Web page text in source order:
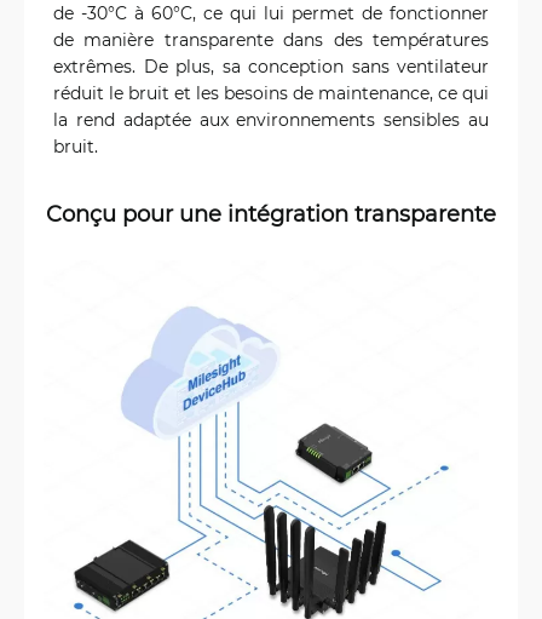
de -30°C à 60°C, ce qui lui permet de fonctionner
de manière transparente dans des températures
extrêmes. De plus, sa conception sans ventilateur
réduit le bruit et les besoins de maintenance, ce qui
la rend adaptée aux environnements sensibles au
bruit.
Conçu pour une intégration transparente